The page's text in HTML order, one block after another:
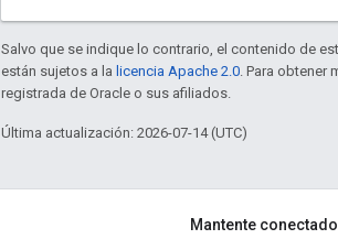
Salvo que se indique lo contrario, el contenido de
están sujetos a la licencia Apache 2.0. Para obtener
registrada de Oracle o sus afiliados.
Última actualización: 2026-07-14 (UTC)
Mantente conectado